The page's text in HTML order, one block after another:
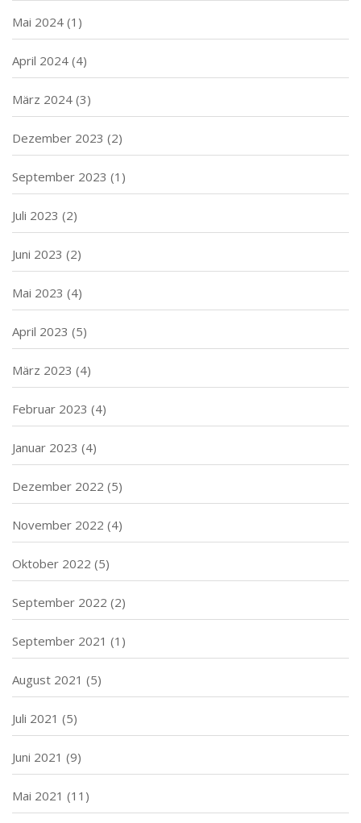
Mai 2024 (1)
April 2024 (4)
März 2024 (3)
Dezember 2023 (2)
September 2023 (1)
Juli 2023 (2)
Juni 2023 (2)
Mai 2023 (4)
April 2023 (5)
März 2023 (4)
Februar 2023 (4)
Januar 2023 (4)
Dezember 2022 (5)
November 2022 (4)
Oktober 2022 (5)
September 2022 (2)
September 2021 (1)
August 2021 (5)
Juli 2021 (5)
Juni 2021 (9)
Mai 2021 (11)